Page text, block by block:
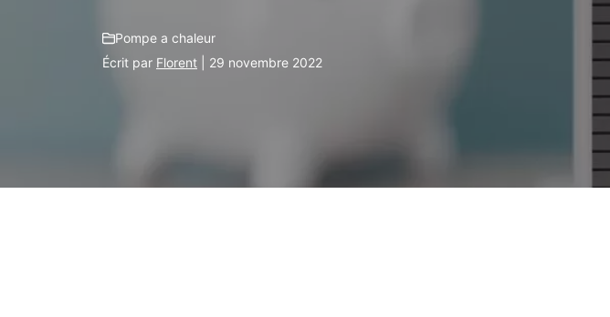
Pompe a chaleur
Écrit par Florent | 29 novembre 2022